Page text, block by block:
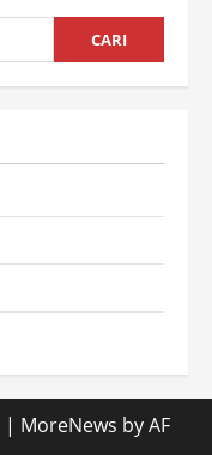
CARI
| MoreNews by AF